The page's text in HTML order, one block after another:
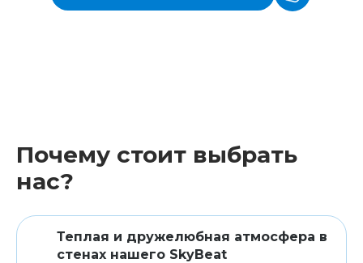
Почему стоит выбрать
нас?
Теплая и дружелюбная атмосфера в
стенах нашего SkyBeat